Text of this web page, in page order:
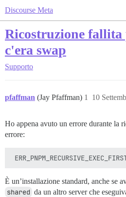
Discourse Meta
Ricostruzione fallita
c'era swap
Supporto
pfaffman (Jay Pfaffman) 10
1
Ho appena avuto un errore durante la
errore:
È un’installazione standard, anche se
shared da un altro server che